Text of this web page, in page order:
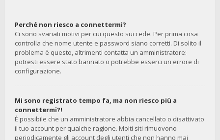
Perché non riesco a connettermi?
Ci sono svariati motivi per cui questo succede. Per prima cosa
controlla che nome utente e password siano corretti. Di solito il
problema è questo, altrimenti contatta un amministratore:
potresti essere stato bannato o potrebbe esserci un errore di
configurazione.
Mi sono registrato tempo fa, ma non riesco più a
connettermi?!
È possibile che un amministratore abbia cancellato o disattivato
il tuo account per qualche ragione. Molti siti rimuovono
periodicamente gli account degli utenti che non hanno mai